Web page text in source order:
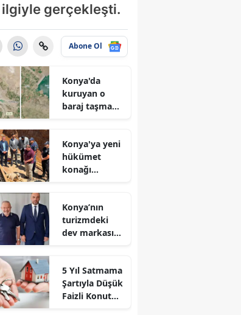
ilgiyle gerçekleşti.
Abone Ol
Konya'da
kuruyan o
baraj taşma
Konya'ya yeni
hükümet
konağı
Konya’nın
turizmdeki
dev markası
de zirveye
oynuyor
5 Yıl Satmama
Şartıyla Düşük
Faizli Konut